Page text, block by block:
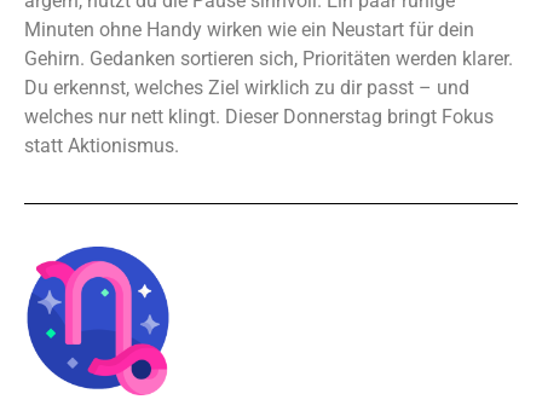
Minuten ohne Handy wirken wie ein Neustart für dein
Gehirn. Gedanken sortieren sich, Prioritäten werden klarer.
Du erkennst, welches Ziel wirklich zu dir passt – und
welches nur nett klingt. Dieser Donnerstag bringt Fokus
statt Aktionismus.